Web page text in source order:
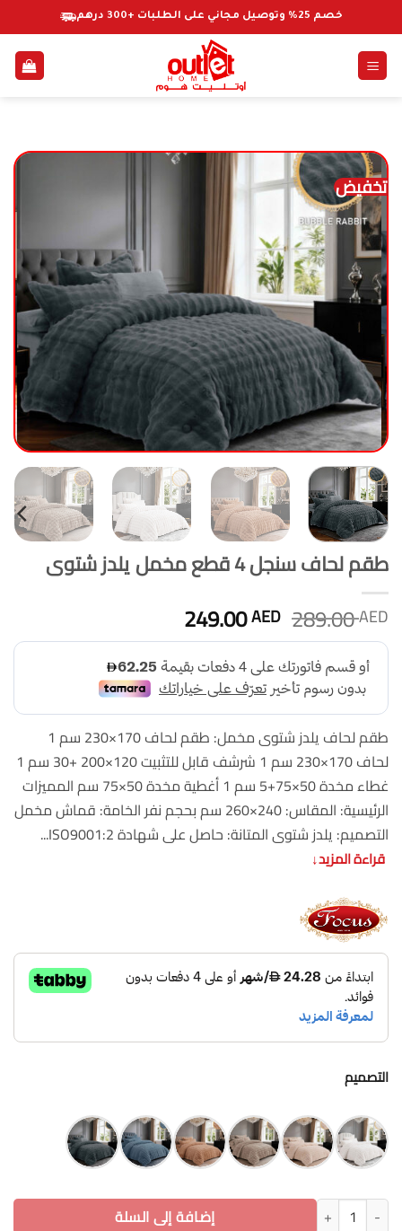
للمحتوى
خصم 25% وتوصيل مجاني على الطلبات +300 درهم
تخفيض
طقم لحاف سنجل 4 قطع مخمل يلدز شتوى
289.00AED السعر
الأصلي
هو:
289.00 AED.
249.00AED
الحالي
هو:
249.00 AED.
طقم لحاف يلدز شتوى مخمل: طقم لحاف 170×230 سم 1
لحاف 170×230 سم 1 شرشف قابل للتثبيت 120×200 +30 سم 1
غطاء مخدة 50×75+5 سم 1 أغطية مخدة 50×75 سم المميزات
الرئيسية: المقاس: 240×260 سم بحجم نفر الخامة: قماش مخمل
التصميم: يلدز شتوى المتانة: حاصل على شهادة ISO9001:2...
قراءة المزيد↓
التصميم
كمية طقم لحاف سنجل 4 قطع مخمل يلدز شتوى إضافة إلى السلة